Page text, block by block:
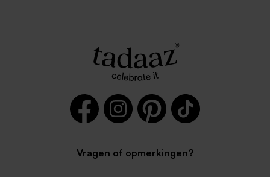
Vragen of opmerkingen?